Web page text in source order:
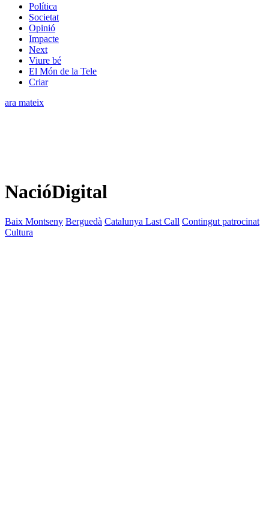
Política
Societat
Opinió
Impacte
Next
Viure bé
El Món de la Tele
Criar
ara mateix
NacióDigital
Baix Montseny Berguedà Catalunya Last Call Contingut patrocinat
Cultura